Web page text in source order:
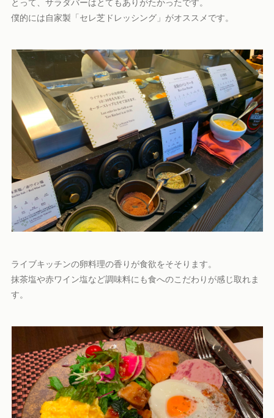
僕的には自家製「セレ芝ドレッシング」がオススメです。
ライブキッチンの卵料理の香りが食欲をそそります。
抹茶塩や赤ワイン塩など調味料にも食へのこだわりが感じ取れま
す。